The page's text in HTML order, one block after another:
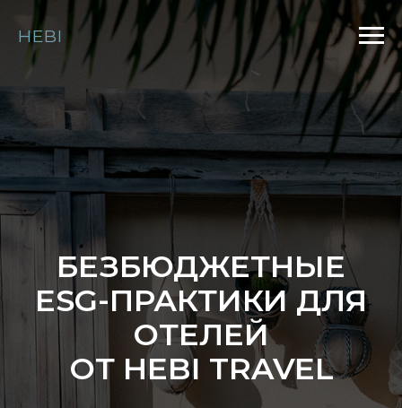
HEBI
БЕЗБЮДЖЕТНЫЕ
ESG-ПРАКТИКИ ДЛЯ
ОТЕЛЕЙ
ОТ HEBI TRAVEL